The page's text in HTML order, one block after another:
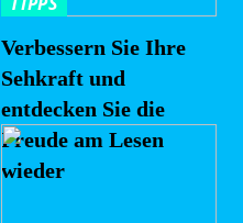
Verbessern Sie Ihre
Sehkraft und
entdecken Sie die
Freude am Lesen
wieder